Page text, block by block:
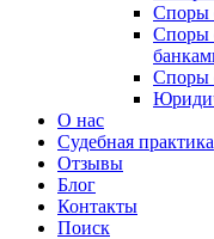
Споры
Споры
Споры
О нас
Судебная практика
Отзывы
Блог
Контакты
Поиск